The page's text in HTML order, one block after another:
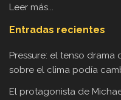
Leer más...
Entradas recientes
Pressure: el tenso
sobre el clima podía
El protagonista de